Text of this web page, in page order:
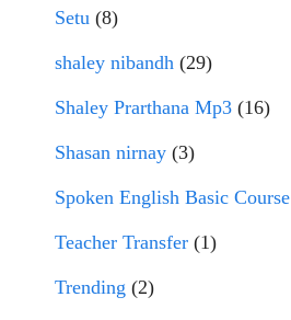
Setu (8)
shaley nibandh (29)
Shaley Prarthana Mp3 (16)
Shasan nirnay (3)
Spoken English Basic Course
Teacher Transfer (1)
Trending (2)